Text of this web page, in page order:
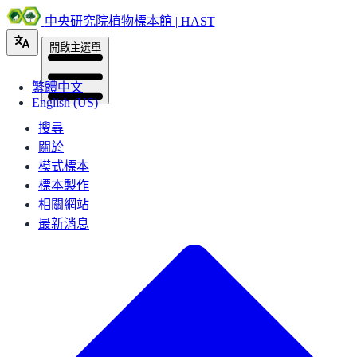
中央研究院植物標本館 | HAST
繁體中文
English (US)
開啟主選單
搜尋
關於
模式標本
標本製作
相關網站
最新消息